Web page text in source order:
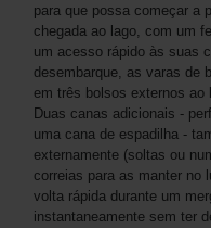
para que possa começar a
chegada ao lago, com um
um acesso rápido às suas
desembarque, as varas de
em três bolsos externos ao
Duas canas adicionais -
uma cana de espadilha -
externamente (soltas ou
correias para as manter no
volta rápida durante um
instantaneamente sem ter